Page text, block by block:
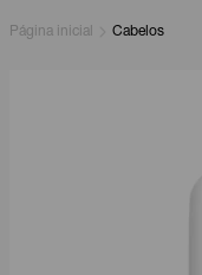
Página inicial Cabelos